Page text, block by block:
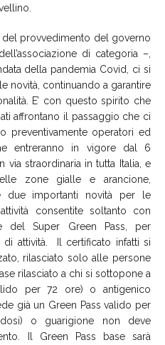
del provvedimento del governo
di categoria –,
della pandemia Covid, ci si
novità, continuando a garantire
E’ con questo spirito che
affrontano il passaggio che ci
preventivamente operatori ed
entreranno in vigore dal 6
via straordinaria in tutta Italia, e
zone gialle e arancione
due importanti novità per le
consentite soltanto con
delSuper Green Pass,
per
di attività. Il certificato infatti si
rilasciato solo alle persone
rilasciato a chi si sottopone a
per 72 ore) o antigenico
già un Green Pass valido per
o guarigione non deve
Il Green Pass base sarà